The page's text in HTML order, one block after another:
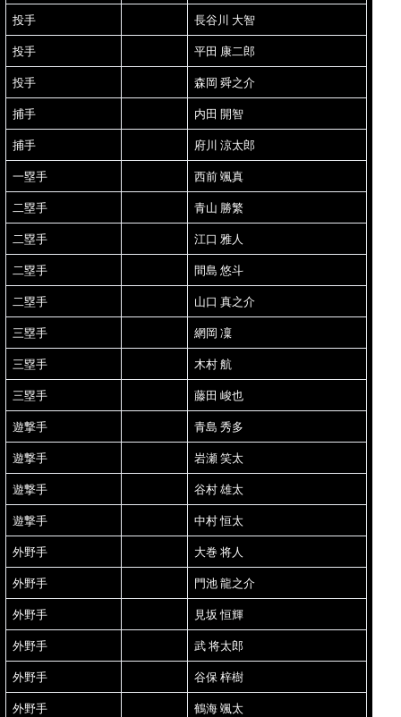
投手 長谷川 大智
投手 平田 康二郎
投手 森岡 舜之介
捕手 内田 開智
捕手 府川 涼太郎
一塁手 西前 颯真
二塁手 青山 勝繁
二塁手 江口 雅人
二塁手 間島 悠斗
二塁手 山口 真之介
三塁手 網岡 凜
三塁手 木村 航
三塁手 藤田 峻也
遊撃手 青島 秀多
遊撃手 岩瀬 笑太
遊撃手 谷村 雄太
遊撃手 中村 恒太
外野手 大巻 将人
外野手 門池 龍之介
外野手 見坂 恒輝
外野手 武 将太郎
外野手 谷保 梓樹
外野手 鶴海 颯太